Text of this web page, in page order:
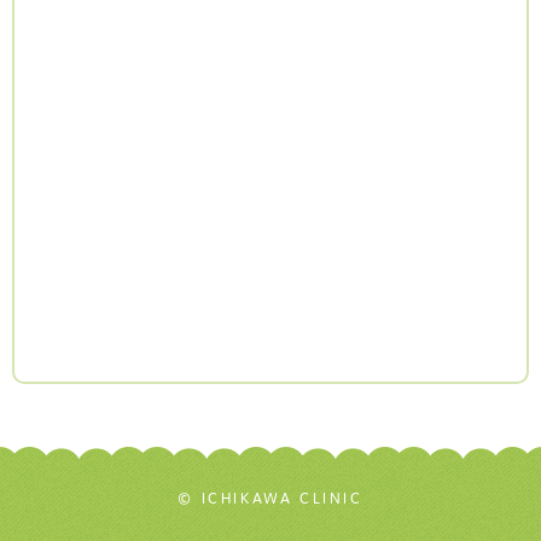
© ICHIKAWA CLINIC